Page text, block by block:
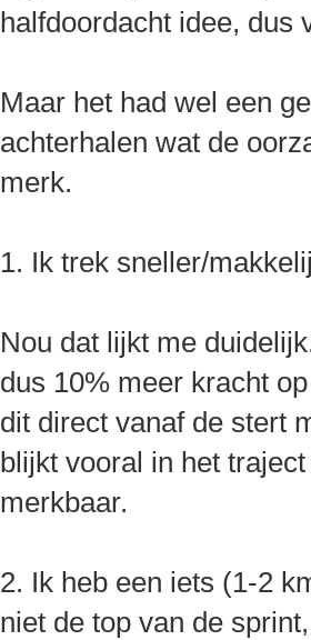
halfdoordacht idee, dus
Maar het had wel een
achterhalen wat de
merk.
1. Ik trek sneller/
Nou dat lijkt me
dus 10% meer kracht
dit direct vanaf de stert
blijkt vooral in het
merkbaar.
2. Ik heb een iets (1-2
niet de top van de